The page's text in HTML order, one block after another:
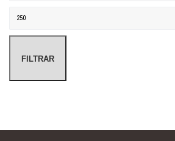
Preço máximo
FILTRAR